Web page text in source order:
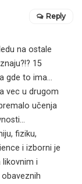
na ostale
15
gde to ima…
vec u drugom
učenja
fiziku,
i izborni je
i
Reply